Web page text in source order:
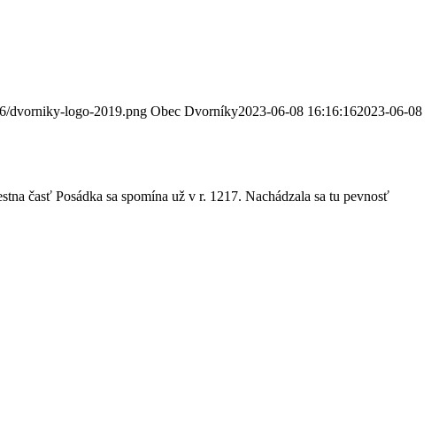
dvorniky-logo-2019.png Obec Dvorníky2023-06-08 16:16:162023-06-08
časť Posádka sa spomína už v r. 1217. Nachádzala sa tu pevnosť